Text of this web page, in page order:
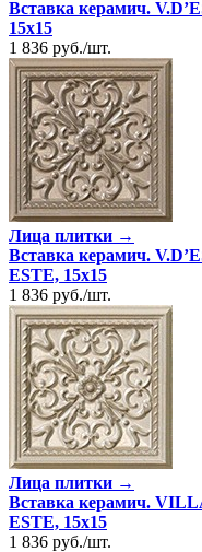
Вставка керамич.
15x15
1 836 руб./шт.
Лица плитки →
Вставка керамич.
ESTE, 15x15
1 836 руб./шт.
Лица плитки →
Вставка керамич.
ESTE, 15x15
1 836 руб./шт.